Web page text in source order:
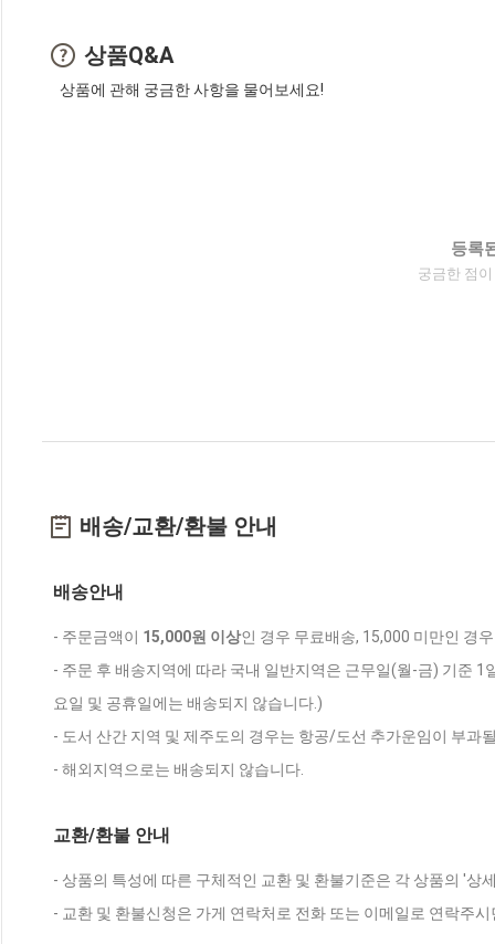
상품Q&A
상품에 관해 궁금한 사항을 물어보세요!
등록
궁금한 점
배송/교환/환불 안내
배송안내
- 주문금액이 15,000원 이상인 경우 무료배송, 15,000 미만인 경
- 주문 후 배송지역에 따라 국내 일반지역은 근무일(월-금) 기준
요일 및 공휴일에는 배송되지 않습니다.)
- 도서 산간 지역 및 제주도의 경우는 항공/도선 추가운임이 부과
- 해외지역으로는 배송되지 않습니다.
교환/환불 안내
- 상품의 특성에 따른 구체적인 교환 및 환불기준은 각 상품의 '상
- 교환 및 환불신청은 가게 연락처로 전화 또는 이메일로 연락주